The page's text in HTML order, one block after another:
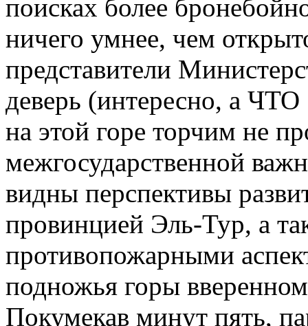
поисках более
ничего умнее, чем
представители
деверь (интересно, а
на этой горе торчим не
межгосударственной
видны перспективы
провинцией Эль-Тур, а
противопожарными
подножья горы
Покумекав минут пять,